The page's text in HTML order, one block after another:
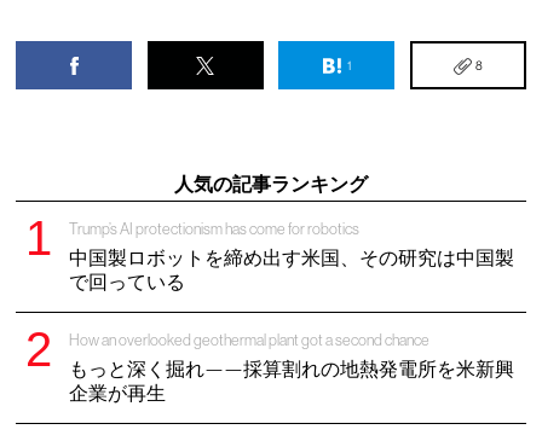
1 8
人気の記事ランキング
Trump’s AI protectionism has come for robotics
中国製ロボットを締め出す米国、その研究は中国製
で回っている
How an overlooked geothermal plant got a second chance
もっと深く掘れ——採算割れの地熱発電所を米新興
企業が再生